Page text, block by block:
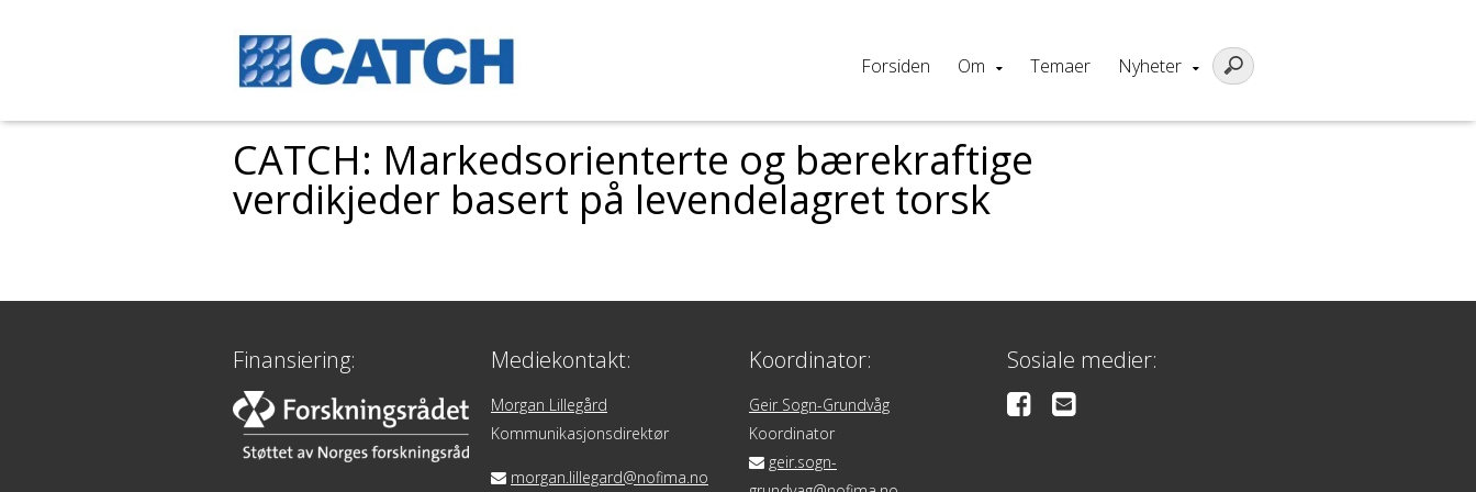
Forsiden Om Temaer Nyheter
CATCH: Markedsorienterte og bærekraftige
verdikjeder basert på levendelagret torsk
Finansiering: Mediekontakt:
Morgan Lillegård
Kommunikasjonsdirektør
morgan.lillegard@nofima.no
Koordinator:
Geir Sogn-Grundvåg
Koordinator
geir.sogn-
Sosiale medier: